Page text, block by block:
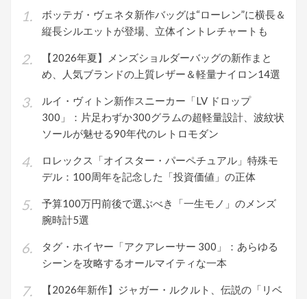
ン
ボッテガ・ヴェネタ新作バッグは“ローレン”に横長＆
縦長シルエットが登場、立体イントレチャートも
【2026年夏】メンズショルダーバッグの新作まと
め、人気ブランドの上質レザー＆軽量ナイロン14選
ルイ・ヴィトン新作スニーカー「LV ドロップ
300」：片足わずか300グラムの超軽量設計、波紋状
ソールが魅せる90年代のレトロモダン
ロレックス「オイスター・パーペチュアル」特殊モ
デル：100周年を記念した「投資価値」の正体
予算100万円前後で選ぶべき「一生モノ」のメンズ
腕時計5選
タグ・ホイヤー「アクアレーサー 300」：あらゆる
シーンを攻略するオールマイティな一本
【2026年新作】ジャガー・ルクルト、伝説の「リベ